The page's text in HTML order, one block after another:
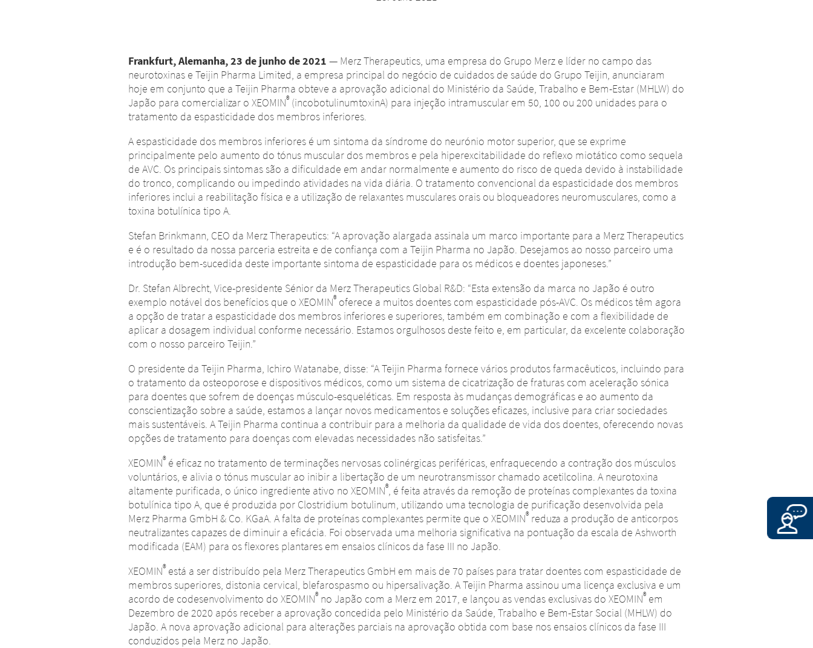
Frankfurt, Alemanha, 23 de junho de 2021 — Merz Therapeutics, uma empresa do Grupo Merz e líder no campo das
neurotoxinas e Teijin Pharma Limited, a empresa principal do negócio de cuidados de saúde do Grupo Teijin, anunciaram
hoje em conjunto que a Teijin Pharma obteve a aprovação adicional do Ministério da Saúde, Trabalho e Bem-Estar (MHLW) do
Japão para comercializar o XEOMIN®(incobotulinumtoxinA) para injeção intramuscular em 50, 100 ou 200 unidades para o
tratamento da espasticidade dos membros inferiores.
A espasticidade dos membros inferiores é um sintoma da síndrome do neurónio motor superior, que se exprime
principalmente pelo aumento do tónus muscular dos membros e pela hiperexcitabilidade do reflexo miotático como sequela
de AVC. Os principais sintomas são a dificuldade em andar normalmente e aumento do risco de queda devido à instabilidade
do tronco, complicando ou impedindo atividades na vida diária. O tratamento convencional da espasticidade dos membros
inferiores inclui a reabilitação física e a utilização de relaxantes musculares orais ou bloqueadores neuromusculares, como a
toxina botulínica tipo A.
Stefan Brinkmann, CEO da Merz Therapeutics: “A aprovação alargada assinala um marco importante para a Merz Therapeutics
e é o resultado da nossa parceria estreita e de confiança com a Teijin Pharma no Japão. Desejamos ao nosso parceiro uma
introdução bem-sucedida deste importante sintoma de espasticidade para os médicos e doentes japoneses.”
Dr. Stefan Albrecht, Vice-presidente Sénior da Merz Therapeutics Global R&D: “Esta extensão da marca no Japão é outro
exemplo notável dos benefícios que o XEOMIN®oferece a muitos doentes com espasticidade pós-AVC. Os médicos têm agora
a opção de tratar a espasticidade dos membros inferiores e superiores, também em combinação e com a flexibilidade de
aplicar a dosagem individual conforme necessário. Estamos orgulhosos deste feito e, em particular, da excelente colaboração
com o nosso parceiro Teijin.”
O presidente da Teijin Pharma, Ichiro Watanabe, disse: “A Teijin Pharma fornece vários produtos farmacêuticos, incluindo para
o tratamento da osteoporose e dispositivos médicos, como um sistema de cicatrização de fraturas com aceleração sónica
para doentes que sofrem de doenças músculo-esqueléticas. Em resposta às mudanças demográficas e ao aumento da
conscientização sobre a saúde, estamos a lançar novos medicamentos e soluções eficazes, inclusive para criar sociedades
mais sustentáveis. A Teijin Pharma continua a contribuir para a melhoria da qualidade de vida dos doentes, oferecendo novas
opções de tratamento para doenças com elevadas necessidades não satisfeitas.”
XEOMIN®é eficaz no tratamento de terminações nervosas colinérgicas periféricas, enfraquecendo a contração dos músculos
voluntários, e alivia o tónus muscular ao inibir a libertação de um neurotransmissor chamado acetilcolina. A neurotoxina
altamente purificada, o único ingrediente ativo no XEOMIN®, é feita através da remoção de proteínas complexantes da toxina
botulínica tipo A, que é produzida por Clostridium botulinum, utilizando uma tecnologia de purificação desenvolvida pela
Merz Pharma GmbH & Co. KGaA. A falta de proteínas complexantes permite que o XEOMIN®reduza a produção de anticorpos
neutralizantes capazes de diminuir a eficácia. Foi observada uma melhoria significativa na pontuação da escala de Ashworth
modificada (EAM) para os flexores plantares em ensaios clínicos da fase III no Japão.
XEOMIN®está a ser distribuído pela Merz Therapeutics GmbH em mais de 70 países para tratar doentes com espasticidade de
membros superiores, distonia cervical, blefarospasmo ou hipersalivação. A Teijin Pharma assinou uma licença exclusiva e um
acordo de codesenvolvimento do XEOMIN®no Japão com a Merz em 2017, e lançou as vendas exclusivas do XEOMIN®em
Dezembro de 2020 após receber a aprovação concedida pelo Ministério da Saúde, Trabalho e Bem-Estar Social (MHLW) do
Japão. A nova aprovação adicional para alterações parciais na aprovação obtida com base nos ensaios clínicos da fase III
conduzidos pela Merz no Japão.